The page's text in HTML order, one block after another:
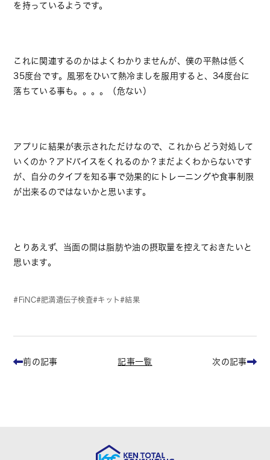
を持っているようです。
これに関連するのかはよくわかりませんが、僕の平熱は低く
35度台です。風邪をひいて熱冷ましを服用すると、34度台に
落ちている事も。。。。（危ない）
アプリに結果が表示されただけなので、これからどう対処して
いくのか？アドバイスをくれるのか？まだよくわからないです
が、自分のタイプを知る事で効果的にトレーニングや食事制限
が出来るのではないかと思います。
とりあえず、当面の間は脂肪や油の摂取量を控えておきたいと
思います。
FiNC 肥満遺伝子検査 キット 結果
前の記事 記事一覧 次の記事